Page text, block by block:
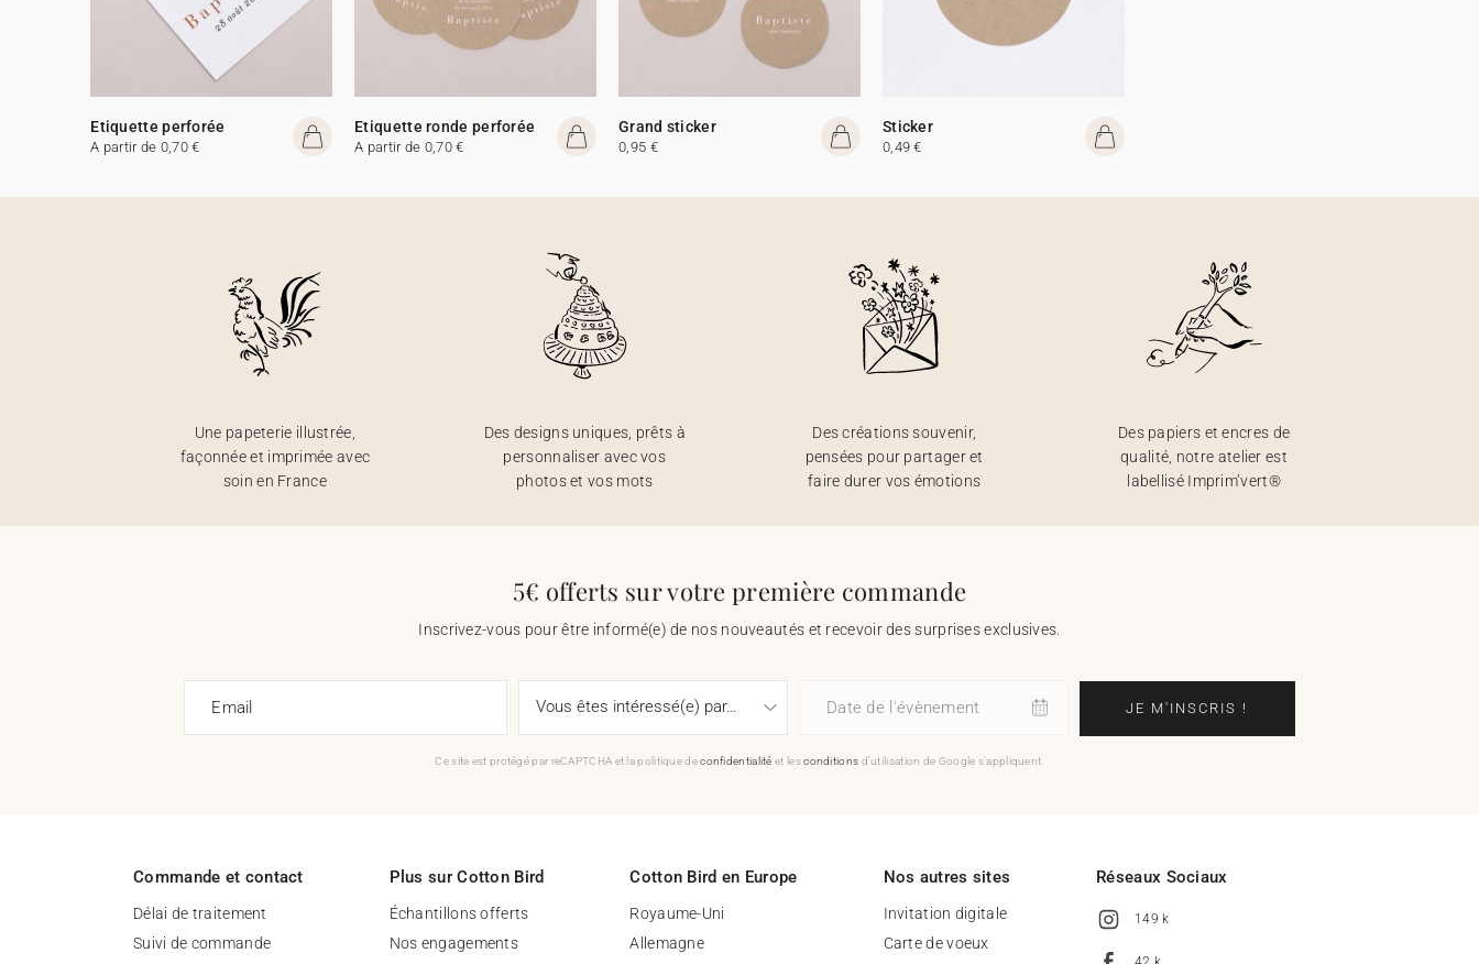
Etiquette perforée
A partir de 0,70 €
Etiquette ronde perforée
A partir de 0,70 €
Grand sticker
0,95 €
Sticker
0,49 €
Une papeterie illustrée,
façonnée et imprimée avec
soin en France
Des designs uniques, prêts à
personnaliser avec vos
photos et vos mots
Des créations souvenir,
pensées pour partager et
faire durer vos émotions
Des papiers et encres de
qualité, notre atelier est
labellisé Imprim’vert®
5€ offerts sur votre première commande
Inscrivez-vous pour être informé(e) de nos nouveautés et recevoir des surprises exclusives.
Email Date de l'évènement JE M'INSCRIS !
Ce site est protégé par reCAPTCHA et la politique deconfidentialité et lesconditions d'utilisation de Google s'appliquent.
Commande et contact
Délai de traitement
Suivi de commande
Plus sur Cotton Bird
Échantillons offerts
Nos engagements
Cotton Bird en Europe
Royaume-Uni
Allemagne
Nos autres sites
Invitation digitale
Carte de voeux
Réseaux Sociaux
149 k